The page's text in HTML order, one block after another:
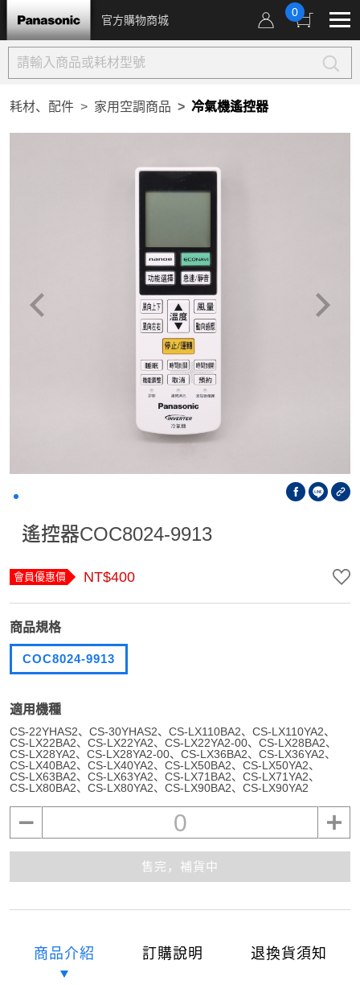
官方購物商城
0
耗材、配件 家用空調商品 冷氣機遙控器
遙控器COC8024-9913
會員優惠價 NT$400
商品規格
COC8024-9913
適用機種
CS-22YHAS2 CS-30YHAS2 CS-LX110BA2
CS-LX110YA2
CS-LX22BA2
CS-LX22YA2 CS-LX22YA2-00
CS-LX28BA2
CS-LX28YA2
CS-LX28YA2-00 CS-LX36BA2
CS-LX36YA2
CS-LX40BA2
CS-LX40YA2 CS-LX50BA2
CS-LX50YA2
CS-LX63BA2
CS-LX63YA2 CS-LX71BA2
CS-LX71YA2
CS-LX80BA2
CS-LX80YA2 CS-LX90BA2 CS-LX90YA2
0
售完，補貨中
商品介紹 訂購說明 退換貨須知